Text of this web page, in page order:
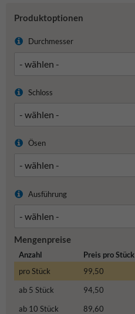
Produktoptionen
Durchmesser
Schloss
Ösen
Ausführung
Mengenpreise
Anzahl Preis pro Stück
pro Stück
99,50
ab 5 Stück
94,50
ab 10 Stück
89,60